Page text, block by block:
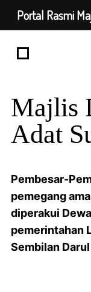
Majlis
Adat
Pembesar-
pemegang
diperakui
pemerintahan
Sembilan
Portal Rasmi